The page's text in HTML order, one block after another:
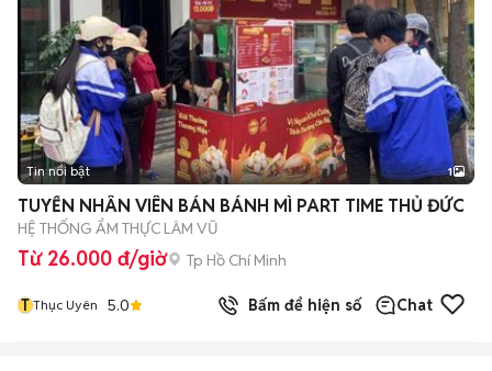
Tin nổi bật 1
TUYỂN NHÂN VIÊN BÁN BÁNH MÌ PART TIME THỦ ĐỨC
HỆ THỐNG ẨM THỰC LÂM VŨ
Từ 26.000 đ/giờ Tp Hồ Chí Minh
T Thục Uyên 5.0 Bấm để hiện số Chat